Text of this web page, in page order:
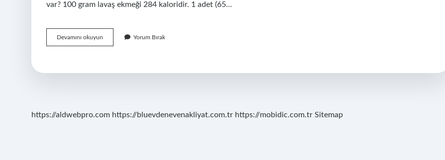
var? 100 gram lavaş ekmeği 284 kaloridir. 1 adet (65…
Devamını okuyun
Adı
Yorum Bırak
https://aldwebpro.com https://bluevdenevenakliyat.com.tr https://mobidic.com.tr Sitemap